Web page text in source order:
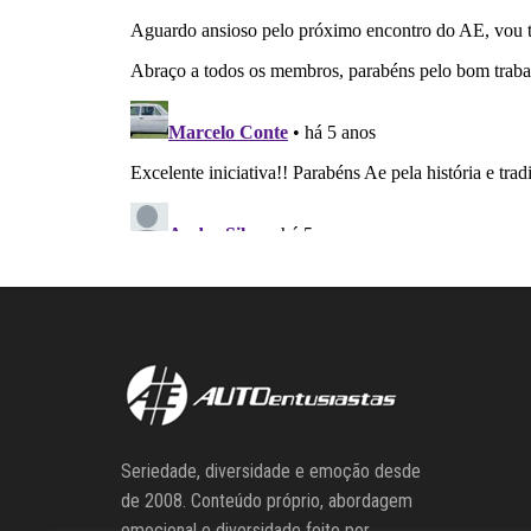
Seriedade, diversidade e emoção desde
de 2008. Conteúdo próprio, abordagem